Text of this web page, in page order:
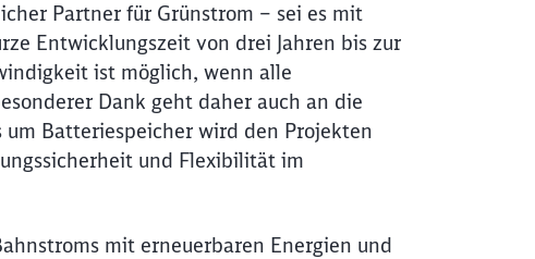
Partner für Grünstrom – sei es mit
Entwicklungszeit von drei Jahren bis zur
ist möglich, wenn alle
Dank geht daher auch an die
Batteriespeicher wird den Projekten
und Flexibilität im
mit erneuerbaren Energien und